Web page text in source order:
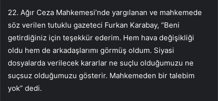
22. Ağır Ceza Mahkemesi’nde yargılanan ve mahkemede
söz verilen tutuklu gazeteci Furkan Karabay, “Beni
getirdiğiniz için teşekkür ederim. Hem hava değişikliği
oldu hem de arkadaşlarımı görmüş oldum. Siyasi
dosyalarda verilecek kararlar ne suçlu olduğumuzu ne
suçsuz olduğumuzu gösterir. Mahkemeden bir talebim
yok” dedi.